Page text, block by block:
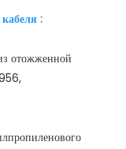
отожженной